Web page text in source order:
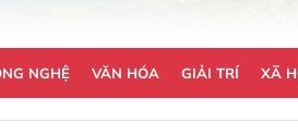
NGHỆ VĂN HÓA GIẢI TRÍ XÃ